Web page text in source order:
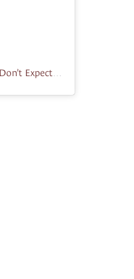
Don’t Expect Salads: Food Blog